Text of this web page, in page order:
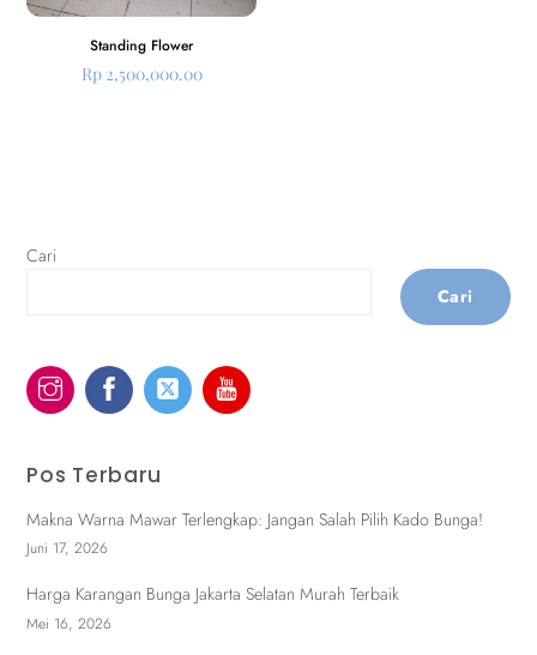
Standing Flower
Rp2,500,000.00
Cari
Cari
Pos Terbaru
Makna Warna Mawar Terlengkap: Jangan Salah Pilih Kado Bunga!
Juni 17, 2026
Harga Karangan Bunga Jakarta Selatan Murah Terbaik
Mei 16, 2026